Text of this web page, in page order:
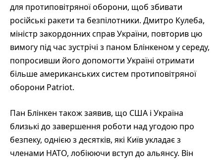
для протиповітряної оборони, щоб збивати
російські ракети та безпілотники. Дмитро Кулеба,
міністр закордонних справ України, повторив цю
вимогу під час зустрічі з паном Блінкеном у середу,
попросивши його допомогти Україні отримати
більше американських систем протиповітряної
оборони Patriot.
Пан Блінкен також заявив, що США і Україна
близькі до завершення роботи над угодою про
безпеку, однією з десятків, які Київ укладає з
членами НАТО, лобіюючи вступ до альянсу. Він